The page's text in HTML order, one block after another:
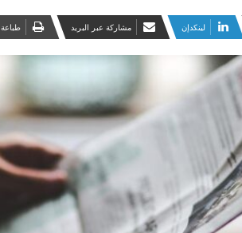
لينكدإن مشاركة عبر البريد طباعة